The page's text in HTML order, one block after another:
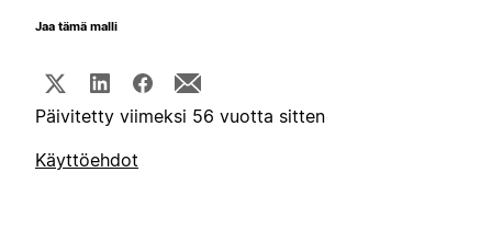
Jaa tämä malli
Päivitetty viimeksi 56 vuotta sitten
Käyttöehdot